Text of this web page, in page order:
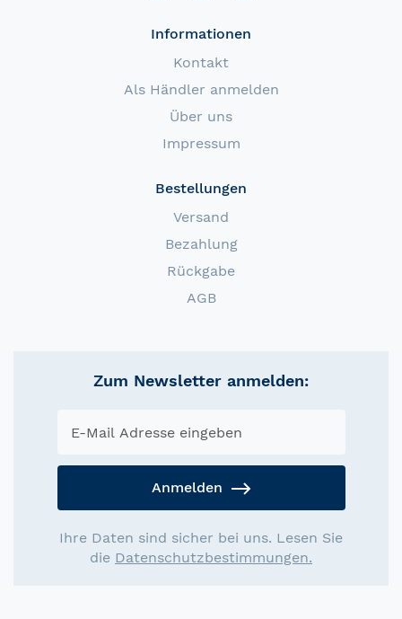
Informationen
Kontakt
Als Händler anmelden
Über uns
Impressum
Bestellungen
Versand
Bezahlung
Rückgabe
AGB
Zum Newsletter anmelden:
Anmelden
Ihre Daten sind sicher bei uns. Lesen Sie
die Datenschutzbestimmungen.